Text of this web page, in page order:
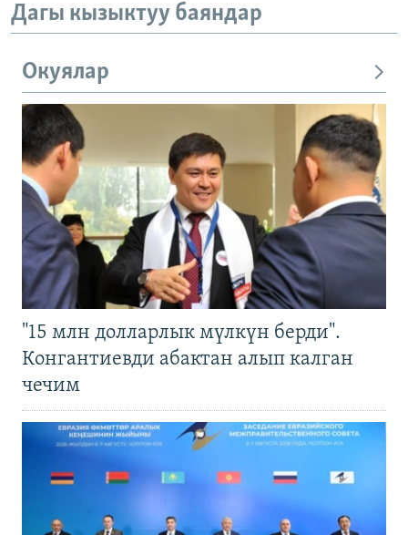
Дагы кызыктуу баяндар
Окуялар
"15 млн долларлык мүлкүн берди".
Конгантиевди абактан алып калган
чечим